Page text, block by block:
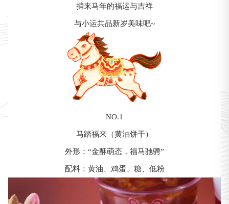
捎来马年的福运与吉祥
与小运共品新岁美味吧~
NO.1
马踏福来（黄油饼干）
外形：“金酥萌态，福马驰骋”
配料：黄油、鸡蛋、糖、低粉